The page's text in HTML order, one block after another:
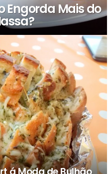
Engorda Mais do